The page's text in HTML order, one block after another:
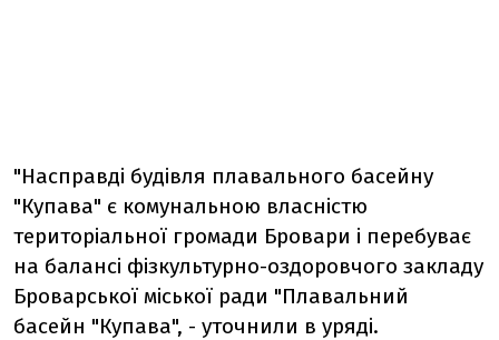
"Насправді будівля плавального басейну
"Купава" є комунальною власністю
територіальної громади Бровари і перебуває
на балансі фізкультурно-оздоровчого закладу
Броварської міської ради "Плавальний
басейн "Купава", - уточнили в уряді.